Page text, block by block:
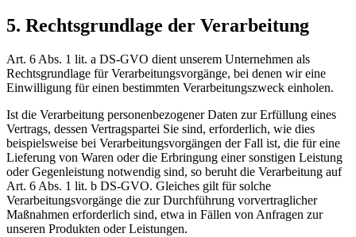
5. Rechtsgrundlage der Verarbeitung
Art. 6 Abs. 1 lit. a DS-GVO dient unserem Unternehmen als
Rechtsgrundlage für Verarbeitungsvorgänge, bei denen wir eine
Einwilligung für einen bestimmten Verarbeitungszweck einholen.
Ist die Verarbeitung personenbezogener Daten zur Erfüllung eines
Vertrags, dessen Vertragspartei Sie sind, erforderlich, wie dies
beispielsweise bei Verarbeitungsvorgängen der Fall ist, die für eine
Lieferung von Waren oder die Erbringung einer sonstigen Leistung
oder Gegenleistung notwendig sind, so beruht die Verarbeitung auf
Art. 6 Abs. 1 lit. b DS-GVO. Gleiches gilt für solche
Verarbeitungsvorgänge die zur Durchführung vorvertraglicher
Maßnahmen erforderlich sind, etwa in Fällen von Anfragen zur
unseren Produkten oder Leistungen.